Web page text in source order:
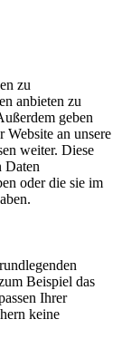
zu
anbieten zu
geben
an unsere
weiter. Diese
Daten
oder die sie im
Beispiel das
Ihrer
keine